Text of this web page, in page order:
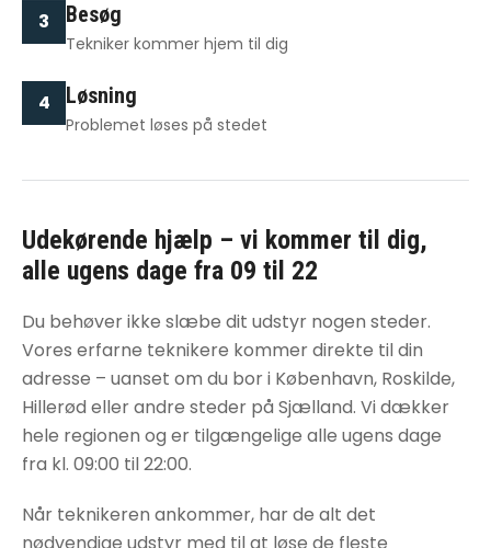
3 Besøg
Tekniker kommer hjem til dig
4 Løsning
Problemet løses på stedet
Udekørende hjælp – vi kommer til dig,
alle ugens dage fra 09 til 22
Du behøver ikke slæbe dit udstyr nogen steder.
Vores erfarne teknikere kommer direkte til din
adresse – uanset om du bor i København, Roskilde,
Hillerød eller andre steder på Sjælland. Vi dækker
hele regionen og er tilgængelige alle ugens dage
fra kl. 09:00 til 22:00.
Når teknikeren ankommer, har de alt det